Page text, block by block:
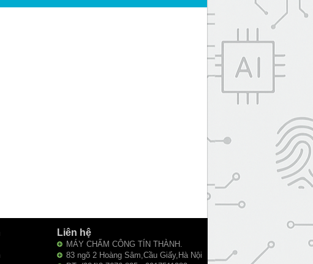
Liên hệ
MÁY CHẤM CÔNG TÍN THÀNH.
83 ngõ 2 Hoàng Sâm,Cầu Giấy,Hà Nội